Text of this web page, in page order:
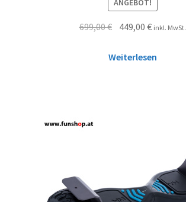
ANGEBOT!
699,00€ 449,00€ inkl. MwSt.
Weiterlesen